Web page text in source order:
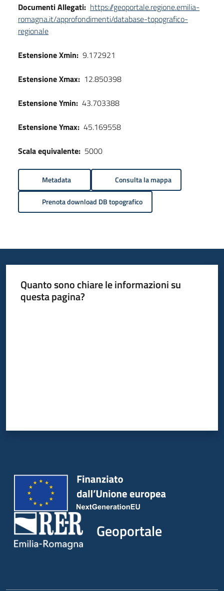
Documenti Allegati: https://geoportale.regione.emilia-
romagna.it/approfondimenti/database-topografico-
regionale
Estensione Xmin: 9.172921
Estensione Xmax: 12.850398
Estensione Ymin: 43.703388
Estensione Ymax: 45.169558
Scala equivalente: 5000
Metadata Consulta la mappa
Prenota download DB topografico
Quanto sono chiare le informazioni su
questa pagina?
Geoportale